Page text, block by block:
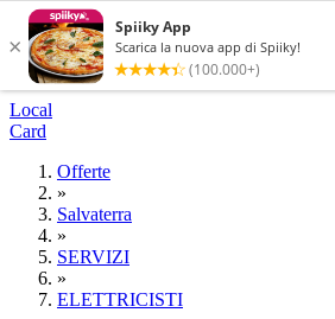
Local
Card
Offerte
»
Salvaterra
»
SERVIZI
»
ELETTRICISTI